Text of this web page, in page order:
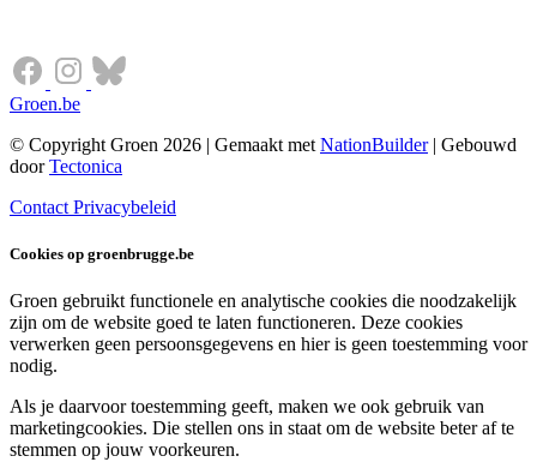
Groen.be
© Copyright Groen 2026 | Gemaakt met NationBuilder| Gebouwd
doorTectonica
Contact Privacybeleid
Cookies op groenbrugge.be
Groen gebruikt functionele en analytische cookies die noodzakelijk
zijn om de website goed te laten functioneren. Deze cookies
verwerken geen persoonsgegevens en hier is geen toestemming voor
nodig.
Als je daarvoor toestemming geeft, maken we ook gebruik van
marketingcookies. Die stellen ons in staat om de website beter af te
stemmen op jouw voorkeuren.